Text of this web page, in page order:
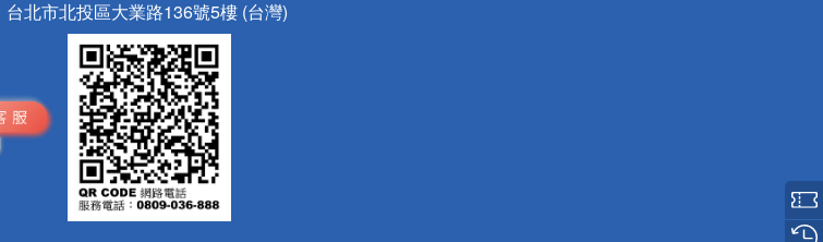
台北市北投區大業路136號5樓 (台灣)